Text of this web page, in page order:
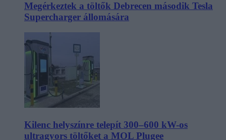
Megérkeztek a töltők Debrecen második Tesla
Supercharger állomására
Kilenc helyszínre telepít 300–600 kW-os
ultragyors töltőket a MOL Plugee